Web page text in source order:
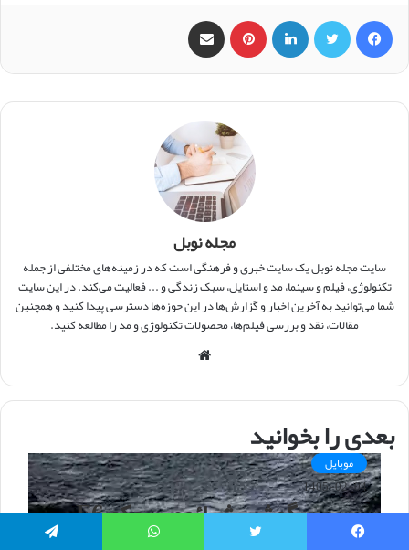
‫پین‌ترست
مجله نوبل
سایت مجله نوبل یک سایت خبری و فرهنگی است که در زمینه‌های مختلفی از جمله
تکنولوژی، فیلم و سینما، مد و استایل، سبک زندگی و ... فعالیت می‌کند. در این سایت
شما می‌توانید به آخرین اخبار و گزارش‌ها در این حوزه‌ها دسترسی پیدا کنید و همچنین
مقالات، نقد و بررسی فیلم‌ها، محصولات تکنولوژی و مد را مطالعه کنید.
س
ت
بعدی را بخوانید
موبایل
1405-02-04
بررسی گوشی شیائومی پوکو F6